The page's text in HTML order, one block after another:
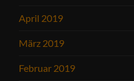
April 2019
März 2019
Februar 2019